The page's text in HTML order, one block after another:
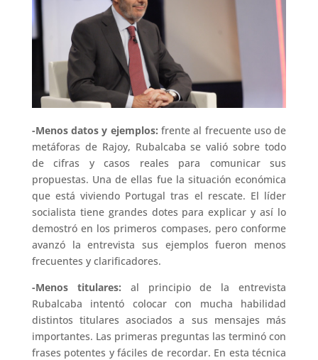
-Menos datos y ejemplos: frente al frecuente uso de
metáforas de Rajoy, Rubalcaba se valió sobre todo
de cifras y casos reales para comunicar sus
propuestas. Una de ellas fue la situación económica
que está viviendo Portugal tras el rescate. El líder
socialista tiene grandes dotes para explicar y así lo
demostró en los primeros compases, pero conforme
avanzó la entrevista sus ejemplos fueron menos
frecuentes y clarificadores.
-Menos titulares: al principio de la entrevista
Rubalcaba intentó colocar con mucha habilidad
distintos titulares asociados a sus mensajes más
importantes. Las primeras preguntas las terminó con
frases potentes y fáciles de recordar. En esta técnica